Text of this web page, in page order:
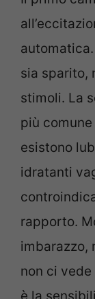
sia sparito,
stimoli. La
più
esistono
idratanti
rapporto.
imbarazzo,
non ci
è la